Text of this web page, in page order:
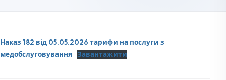
Наказ 182 від 05.05.2026 тарифи на послуги з
медобслуговування
Завантажити